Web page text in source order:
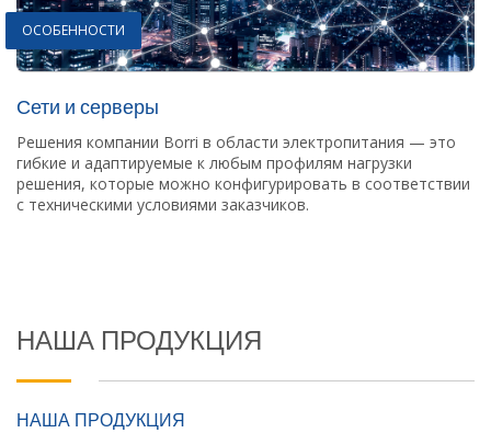
ОСОБЕННОСТИ
Сети и серверы
Решения компании Borri в области электропитания — это
гибкие и адаптируемые к любым профилям нагрузки
решения, которые можно конфигурировать в соответствии
с техническими условиями заказчиков.
НАША ПРОДУКЦИЯ
НАША ПРОДУКЦИЯ